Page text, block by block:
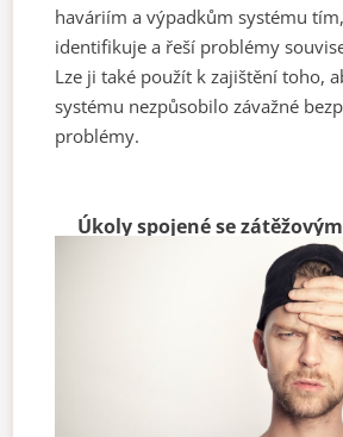
haváriím a výpadkům systému
identifikuje a řeší problémy
Lze ji také použít k zajištění toho,
systému nezpůsobilo závažné
problémy.
Úkoly spojené se